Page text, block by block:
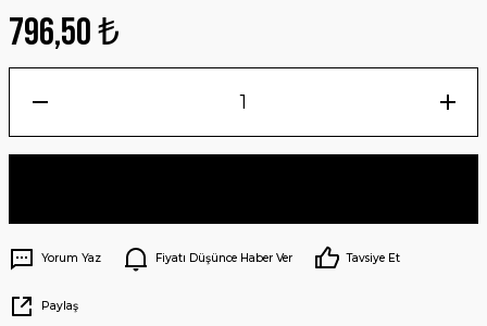
796,50 ₺
Yorum Yaz Fiyatı Düşünce Haber Ver Tavsiye Et
Paylaş